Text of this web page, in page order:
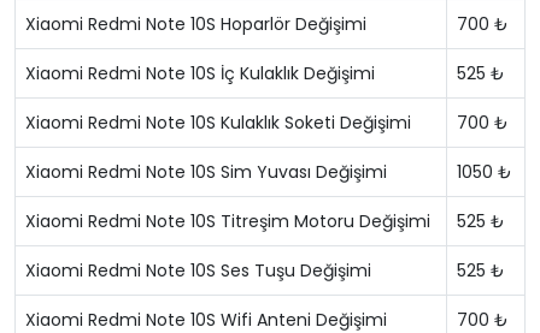
Xiaomi Redmi Note 10S Hoparlör Değişimi 700 ₺
Xiaomi Redmi Note 10S İç Kulaklık Değişimi 525 ₺
Xiaomi Redmi Note 10S Kulaklık Soketi Değişimi 700 ₺
Xiaomi Redmi Note 10S Sim Yuvası Değişimi 1050 ₺
Xiaomi Redmi Note 10S Titreşim Motoru Değişimi 525 ₺
Xiaomi Redmi Note 10S Ses Tuşu Değişimi 525 ₺
Xiaomi Redmi Note 10S Wifi Anteni Değişimi 700 ₺